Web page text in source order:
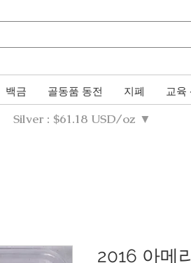
백금 골동품 동전 지폐 교육
Silver : $61.18 USD/oz ▼
2016 아메